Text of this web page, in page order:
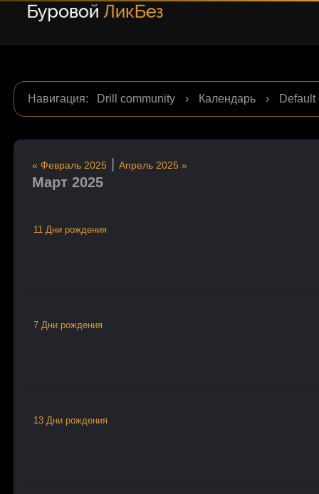
Навигация: Drill community › Календарь › Default
« Февраль 2025 Апрель 2025 »
Март 2025
11 Дни рождения
7 Дни рождения
13 Дни рождения